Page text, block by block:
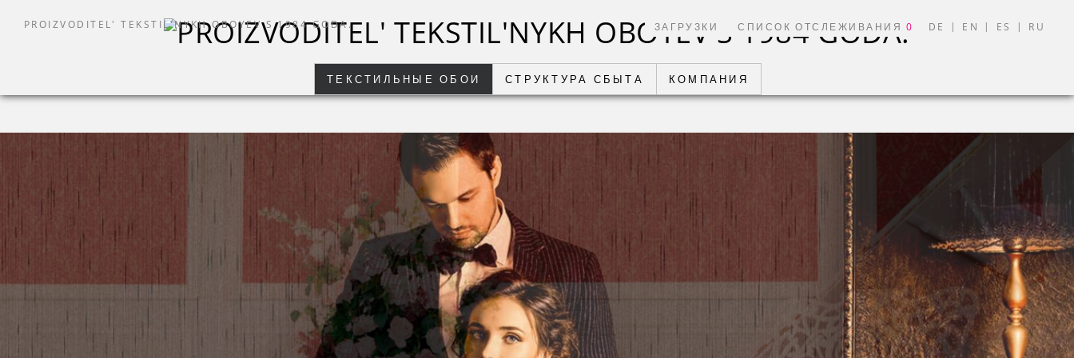
PROIZVODITEL' TEKSTIL'NYKH OBOYEV S 1984 GODA. ЗАГРУЗКИ СПИСОК ОТСЛЕЖИВАНИЯ0 DE | EN | ES | RU
ТЕКСТИЛЬНЫЕ ОБОИ СТРУКТУРА СБЫТА КОМПАНИЯ